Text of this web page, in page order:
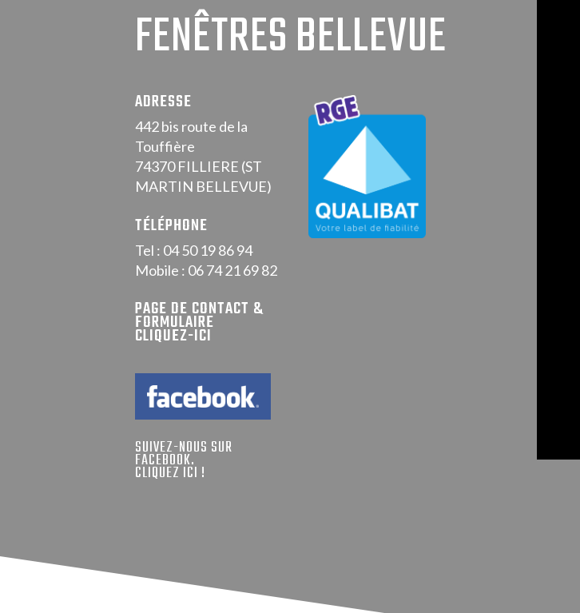
FENÊTRES BELLEVUE
ADRESSE
442 bis route de la
Touffière
74370 FILLIERE (ST
MARTIN BELLEVUE)
TÉLÉPHONE
Tel : 04 50 19 86 94
Mobile : 06 74 21 69 82
PAGE DE CONTACT &
FORMULAIRE
CLIQUEZ-ICI
SUIVEZ-NOUS SUR
FACEBOOK.
CLIQUEZ ICI !